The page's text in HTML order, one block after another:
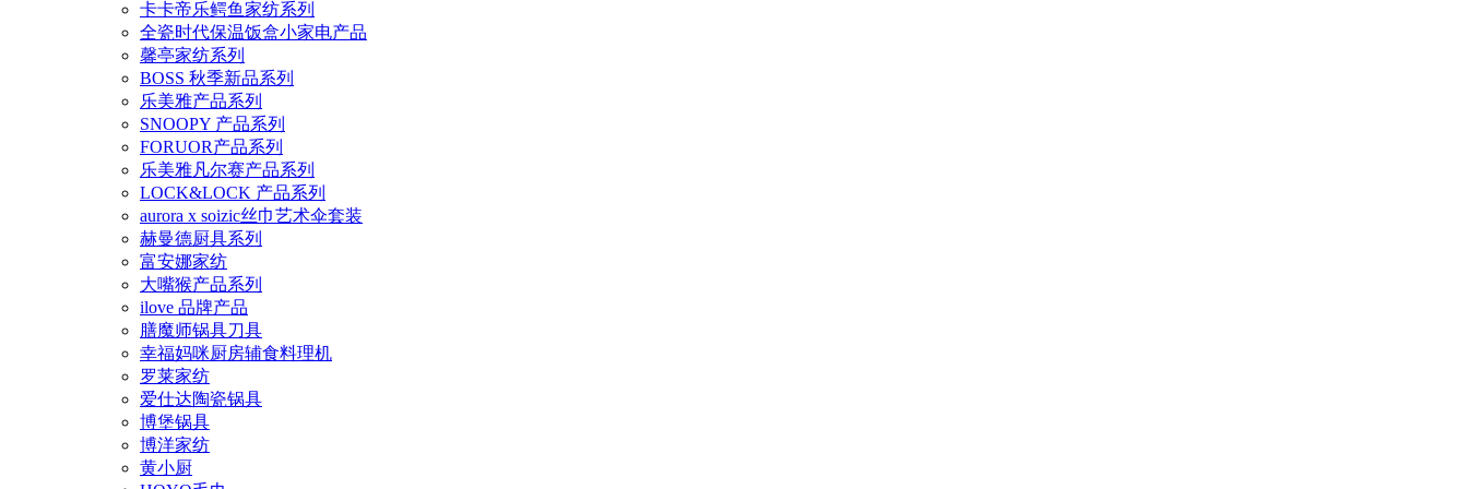
卡卡帝乐鳄鱼家纺系列
全瓷时代保温饭盒小家电产品
馨亭家纺系列
BOSS 秋季新品系列
乐美雅产品系列
SNOOPY 产品系列
FORUOR产品系列
乐美雅凡尔赛产品系列
LOCK&LOCK 产品系列
aurora x soizic丝巾艺术伞套装
赫曼德厨具系列
富安娜家纺
大嘴猴产品系列
ilove 品牌产品
膳魔师锅具刀具
幸福妈咪厨房辅食料理机
罗莱家纺
爱仕达陶瓷锅具
博堡锅具
博洋家纺
黄小厨